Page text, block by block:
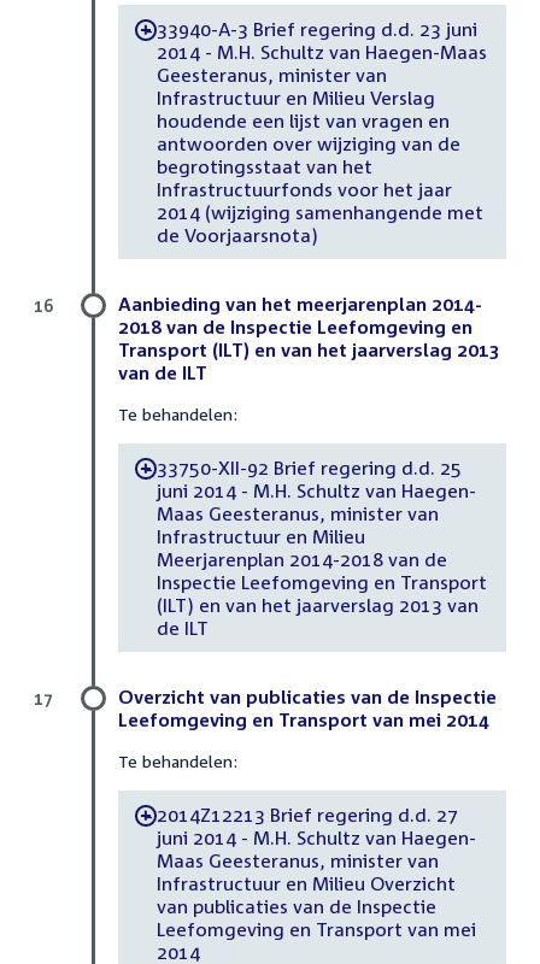
-33940-A-3 Brief regering d.d. 23 juni
2014 - M.H. Schultz van Haegen-Maas
Geesteranus, minister van
Infrastructuur en Milieu Verslag
houdende een lijst van vragen en
antwoorden over wijziging van de
begrotingsstaat van het
Infrastructuurfonds voor het jaar
2014 (wijziging samenhangende met
de Voorjaarsnota)
Aanbieding van het meerjarenplan 2014-
2018 van de Inspectie Leefomgeving en
Transport (ILT) en van het jaarverslag 2013
van de ILT
Te behandelen:
-33750-XII-92 Brief regering d.d. 25
juni 2014 - M.H. Schultz van Haegen-
Maas Geesteranus, minister van
Infrastructuur en Milieu
Meerjarenplan 2014-2018 van de
Inspectie Leefomgeving en Transport
(ILT) en van het jaarverslag 2013 van
de ILT
16
Overzicht van publicaties van de Inspectie
Leefomgeving en Transport van mei 2014
Te behandelen:
-2014Z12213 Brief regering d.d. 27
juni 2014 - M.H. Schultz van Haegen-
Maas Geesteranus, minister van
Infrastructuur en Milieu Overzicht
van publicaties van de Inspectie
Leefomgeving en Transport van mei
2014
17